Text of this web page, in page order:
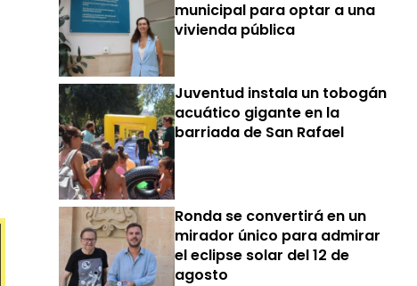
municipal para optar a una
vivienda pública
Juventud instala un tobogán
acuático gigante en la
barriada de San Rafael
Ronda se convertirá en un
mirador único para admirar
el eclipse solar del 12 de
agosto